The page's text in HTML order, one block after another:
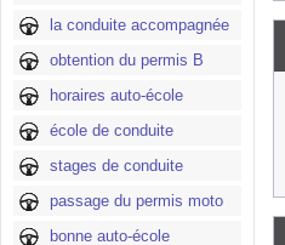
la conduite accompagnée
obtention du permis B
horaires auto-école
école de conduite
stages de conduite
passage du permis moto
bonne auto-école